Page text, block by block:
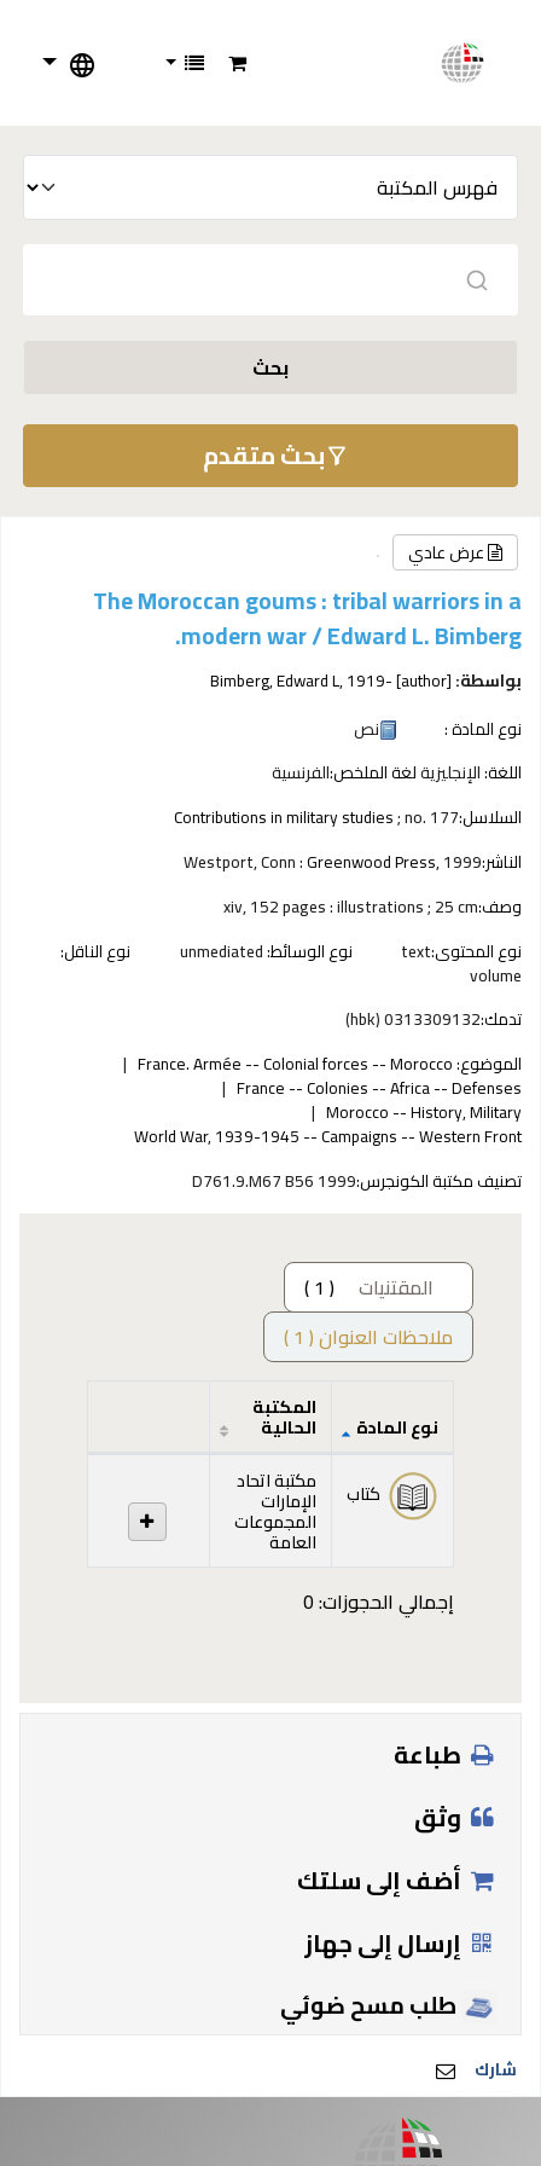
بحث
بحث متقدم
عرض عادي
The Moroccan goums : tribal warriors in a
modern war /Edward L. Bimberg.
بواسطة: Bimberg, Edward L, 1919-[author]
نوع المادة :
نص
اللغة:الإنجليزيةلغة الملخص:الفرنسية
السلاسل:
Contributions in military studies; no. 177
الناشر:
Westport, Conn :Greenwood Press,1999
وصف:xiv, 152 pages : illustrations ; 25 cm
نوع المحتوى:text نوع الوسائط:unmediated نوع الناقل:
volume
تدمك:0313309132 (hbk)
الموضوع:France. Armée -- Colonial forces -- Morocco
France -- Colonies -- Africa -- Defenses
Morocco -- History, Military
World War, 1939-1945 -- Campaigns -- Western Front
تصنيف مكتبة الكونجرس:D761.9.M67 B56 1999
المقتنيات
( 1 )
ملاحظات العنوان ( 1 )
المقتنيات
نوع المادة
المكتبة
الحالية
كتاب مكتبة اتحاد
الإمارات
المجموعات
العامة
إجمالي الحجوزات: 0
طباعة
وثق
أضف إلى سلتك
إرسال إلى جهاز
طلب مسح ضوئي
شارك